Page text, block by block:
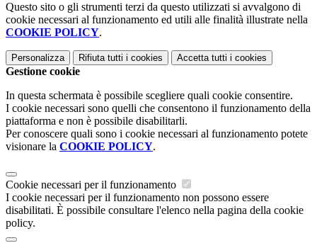
Questo sito o gli strumenti terzi da questo utilizzati si avvalgono di
cookie necessari al funzionamento ed utili alle finalità illustrate nella
COOKIE POLICY.
Personalizza Rifiuta tutti i cookies Accetta tutti i cookies
Gestione cookie
In questa schermata è possibile scegliere quali cookie consentire.
I cookie necessari sono quelli che consentono il funzionamento della
piattaforma e non è possibile disabilitarli.
Per conoscere quali sono i cookie necessari al funzionamento potete
visionare la COOKIE POLICY.
Cookie necessari per il funzionamento
I cookie necessari per il funzionamento non possono essere
disabilitati. È possibile consultare l'elenco nella pagina della cookie
policy.